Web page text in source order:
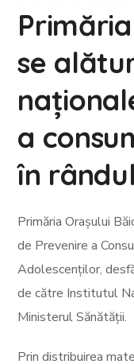
se
a
în
Primăria Orașului
de Prevenire a
Adolescenților,
de către Institutul
Ministerul Sănătății.
Prin distribuirea